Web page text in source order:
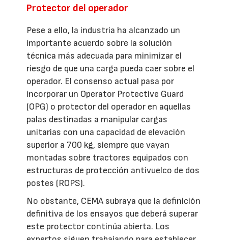
Protector del operador
Pese a ello, la industria ha alcanzado un
importante acuerdo sobre la solución
técnica más adecuada para minimizar el
riesgo de que una carga pueda caer sobre el
operador. El consenso actual pasa por
incorporar un Operator Protective Guard
(OPG) o protector del operador en aquellas
palas destinadas a manipular cargas
unitarias con una capacidad de elevación
superior a 700 kg, siempre que vayan
montadas sobre tractores equipados con
estructuras de protección antivuelco de dos
postes (ROPS).
No obstante, CEMA subraya que la definición
definitiva de los ensayos que deberá superar
este protector continúa abierta. Los